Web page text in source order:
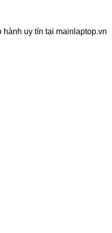
uy tín tại mainlaptop.vn